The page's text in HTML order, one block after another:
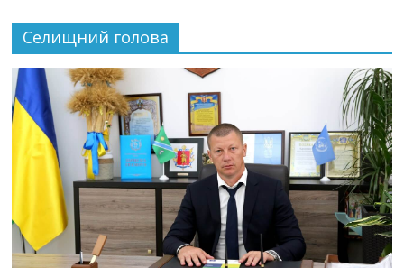
Селищний голова